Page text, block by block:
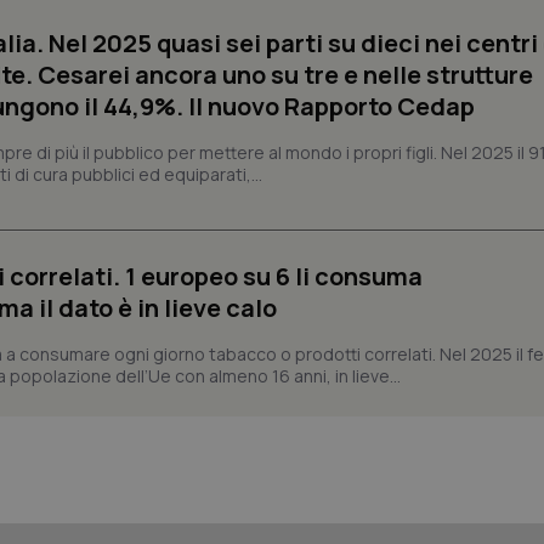
Nel 2025 quasi sei parti su dieci nei centri
Cesarei ancora uno su tre e nelle strutture
il 44,9%. Il nuovo Rapporto Cedap
di più il pubblico per mettere al mondo i propri figli. Nel 2025 il
di cura pubblici ed equiparati,...
1 europeo su 6 li consuma
il dato è in lieve calo
consumare ogni giorno tabacco o prodotti correlati. Nel 2025 il
dell’Ue con almeno 16 anni, in lieve...
settimane
2 giorni
assegnare un identificatore
Google LLC
.quotidianosanita.it
1 anno 1
mese
Questo nome di cookie è
Universal Analytics, che è un
significativo del servizio di
per distinguere utenti unici
www.quotidianosanita.it
linguaggio PHP. Si tratta di un
generico utilizzato per
buon esempio è mantenere uno
un utente tra le pagine.